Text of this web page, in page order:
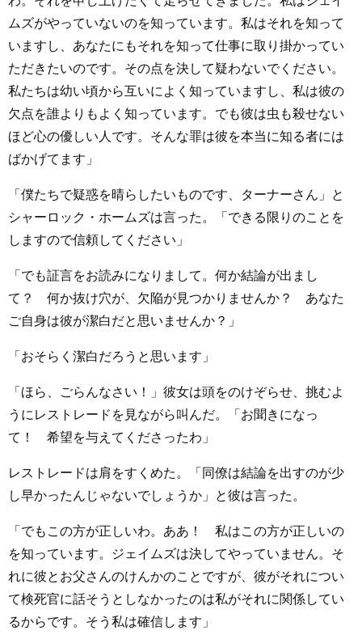
ムズがやっていないのを知っています。私はそれを知って
いますし、あなたにもそれを知って仕事に取り掛かってい
ただきたいのです。その点を決して疑わないでください。
私たちは幼い頃から互いによく知っていますし、私は彼の
欠点を誰よりもよく知っています。でも彼は虫も殺せない
ほど心の優しい人です。そんな罪は彼を本当に知る者には
ばかげてます」
「僕たちで疑惑を晴らしたいものです、ターナーさん」と
シャーロック・ホームズは言った。「できる限りのことを
しますので信頼してください」
「でも証言をお読みになりまして。何か結論が出まし
て？ 何か抜け穴が、欠陥が見つかりませんか？ あなた
ご自身は彼が潔白だと思いませんか？」
「おそらく潔白だろうと思います」
「ほら、ごらんなさい！」彼女は頭をのけぞらせ、挑むよ
うにレストレードを見ながら叫んだ。「お聞きになっ
て！ 希望を与えてくださったわ」
レストレードは肩をすくめた。「同僚は結論を出すのが少
し早かったんじゃないでしょうか」と彼は言った。
「でもこの方が正しいわ。ああ！ 私はこの方が正しいの
を知っています。ジェイムズは決してやっていません。そ
れに彼とお父さんのけんかのことですが、彼がそれについ
て検死官に話そうとしなかったのは私がそれに関係してい
るからです。そう私は確信します」